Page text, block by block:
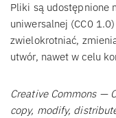
Pliki są udostępnione
uniwersalnej (CC0
zwielokrotniać,
utwór, nawet w celu
Creative Commons —
copy, modify,